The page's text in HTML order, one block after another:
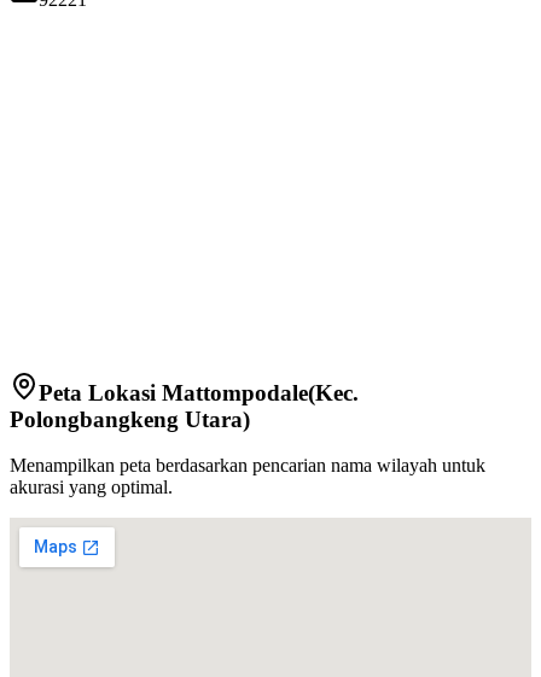
Peta Lokasi Mattompodale(Kec.
Polongbangkeng Utara)
Menampilkan peta berdasarkan pencarian nama wilayah untuk
akurasi yang optimal.